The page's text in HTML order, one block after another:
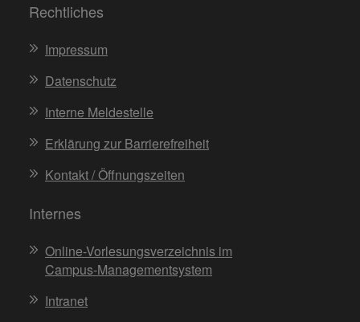
Rechtliches
Impressum
Datenschutz
Interne Meldestelle
Erklärung zur Barrierefreiheit
Kontakt / Öffnungszeiten
Internes
Online-Vorlesungsverzeichnis im
Campus-Managementsystem
Intranet